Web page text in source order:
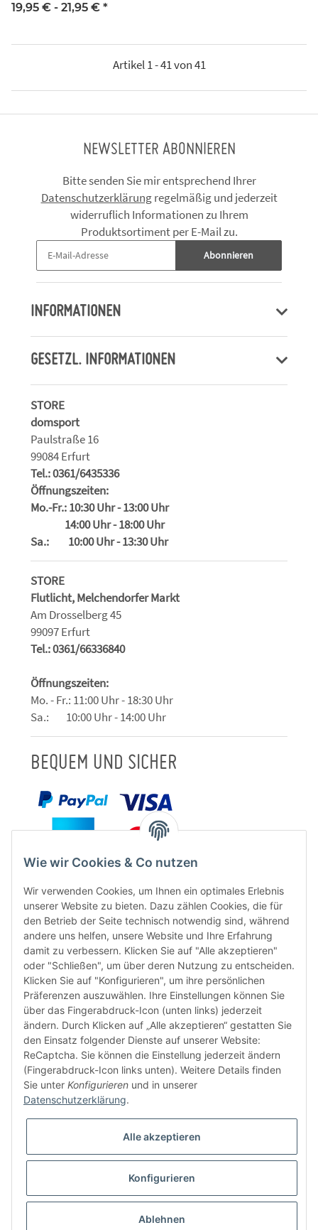
schwarz
19,95 € - 21,95 € *
Artikel 1 - 41 von 41
NEWSLETTER ABONNIEREN
Bitte senden Sie mir entsprechend Ihrer
Datenschutzerklärungregelmäßig und jederzeit
widerruflich Informationen zu Ihrem
Produktsortiment per E-Mail zu.
Abonnieren
INFORMATIONEN
GESETZL. INFORMATIONEN
STORE
domsport
Paulstraße 16
99084 Erfurt
Tel.: 0361/6435336
Öffnungszeiten:
Mo.-Fr.: 10:30 Uhr - 13:00 Uhr
14:00 Uhr - 18:00 Uhr
Sa.: 10:00 Uhr - 13:30 Uhr
STORE
Flutlicht, Melchendorfer Markt
Am Drosselberg 45
99097 Erfurt
Tel.: 0361/66336840
Öffnungszeiten:
Mo. - Fr.: 11:00 Uhr - 18:30 Uhr
Sa.: 10:00 Uhr - 14:00 Uhr
BEQUEM UND SICHER
FÜR EUCH UNTERWEGS
Vertrag widerrufen
* Alle Preise inkl. gesetzlicher USt., zzgl.
© buntstoff GmbH Besucherzähler: 2813895
Wie wir Cookies & Co nutzen
Wir verwenden Cookies, um Ihnen ein optimales Erlebnis
unserer Website zu bieten. Dazu zählen Cookies, die für
den Betrieb der Seite technisch notwendig sind, während
andere uns helfen, unsere Website und Ihre Erfahrung
damit zu verbessern. Klicken Sie auf "Alle akzeptieren"
oder "Schließen", um über deren Nutzung zu entscheiden.
Klicken Sie auf "Konfigurieren", um ihre persönlichen
Präferenzen auszuwählen. Ihre Einstellungen können Sie
über das Fingerabdruck-Icon (unten links) jederzeit
ändern. Durch Klicken auf „Alle akzeptieren“ gestatten Sie
den Einsatz folgender Dienste auf unserer Website:
ReCaptcha. Sie können die Einstellung jederzeit ändern
(Fingerabdruck-Icon links unten). Weitere Details finden
Sie unter Konfigurieren und in unserer
Datenschutzerklärung.
Alle akzeptieren
Konfigurieren
Ablehnen